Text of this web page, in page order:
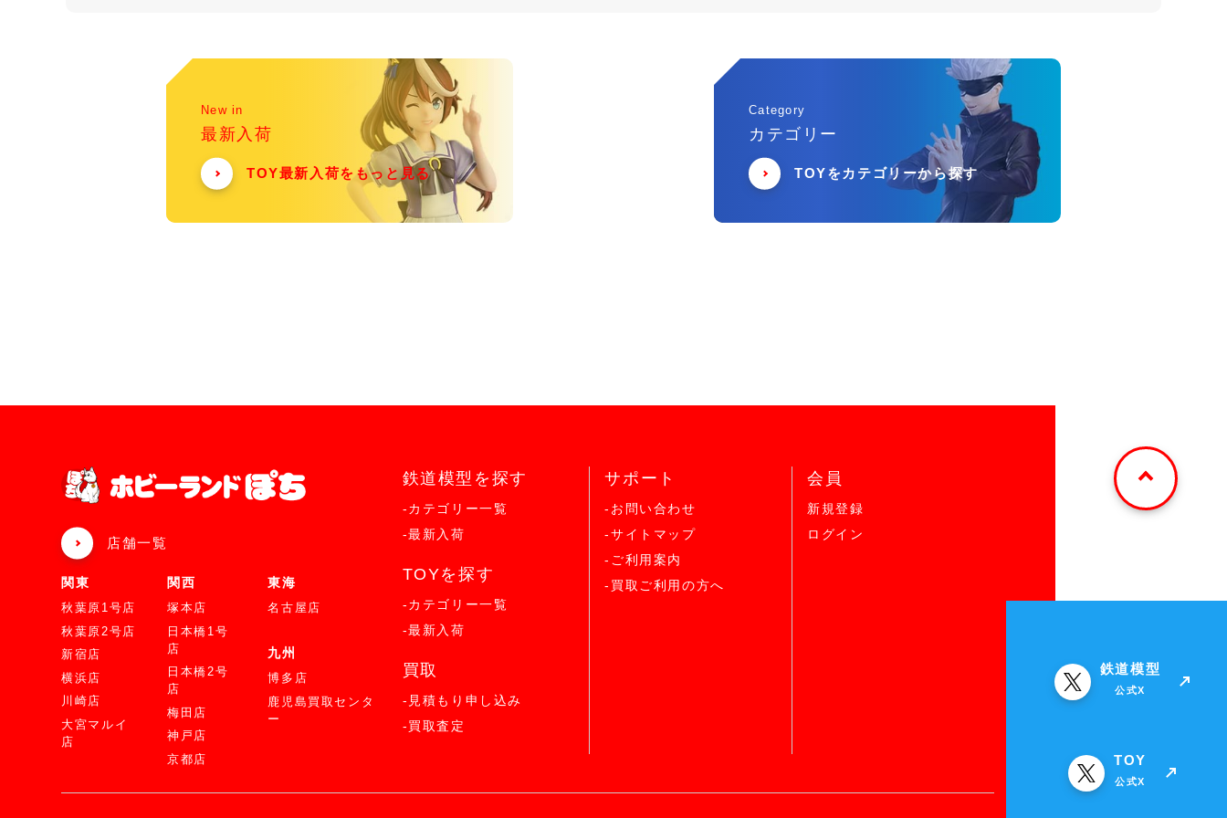
New in
最新入荷
TOY最新入荷をもっと見る
Category
カテゴリー
TOYをカテゴリーから探す
店舗一覧
関東
秋葉原1号店
秋葉原2号店
新宿店
横浜店
川崎店
大宮マルイ
店
関西
塚本店
日本橋1号
店
日本橋2号
店
梅田店
神戸店
京都店
東海
名古屋店
九州
博多店
鹿児島買取センタ
ー
鉄道模型を探す
-カテゴリー一覧
-最新入荷
TOYを探す
-カテゴリー一覧
-最新入荷
買取
-見積もり申し込み
-買取査定
サポート
-お問い合わせ
-サイトマップ
-ご利用案内
-買取ご利用の方へ
会員
新規登録
ログイン
鉄道模型
公式X
TOY
公式X